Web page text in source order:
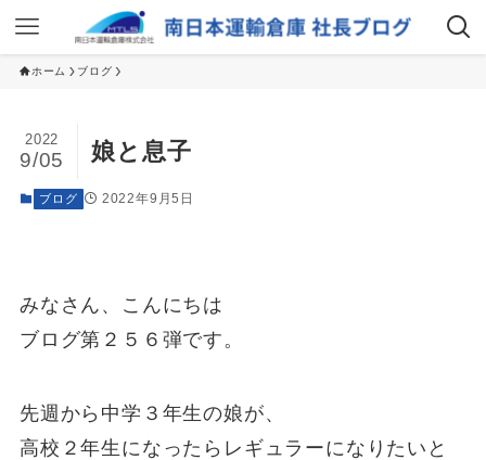
ホーム ブログ
娘と息子
2022
9/05
ブログ 2022年9月5日
みなさん、こんにちは
ブログ第２５６弾です。
先週から中学３年生の娘が、
高校２年生になったらレギュラーになりたいと